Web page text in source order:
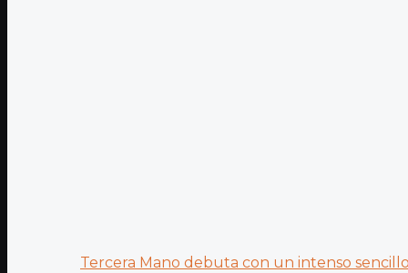
Tercera Mano debuta con un intenso